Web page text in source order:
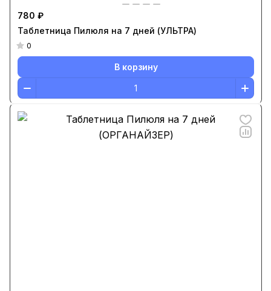
780 ₽
Таблетница Пилюля на 7 дней (УЛЬТРА)
0
В корзину